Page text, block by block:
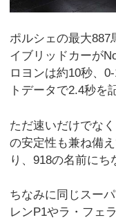
ポルシェの最大887
イブリッドカーが
ロヨンは約10秒、
トデータで2.4秒を
ただ速いだけでな
の安定性も兼ね備
り、918の名前にち
ちなみに同じスー
レンP1やラ・フェ